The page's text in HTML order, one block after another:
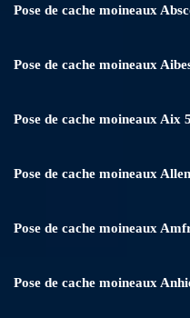
Pose de cache moineaux
Pose de cache moineaux
Pose de cache moineaux Aix
Pose de cache moineaux
Pose de cache moineaux
Pose de cache moineaux